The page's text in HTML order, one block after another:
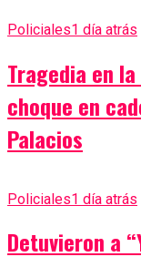
Policiales1 día atrás
Tragedia en
choque en
Palacios
Policiales1 día atrás
Detuvieron a